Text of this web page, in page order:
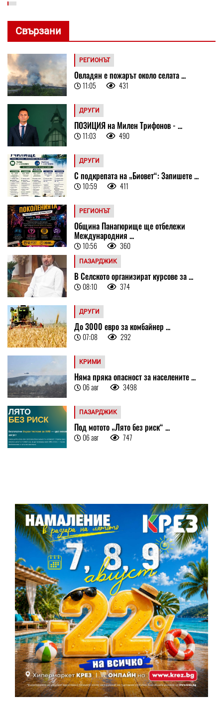
Свързани
РЕГИОНЪТ
Овладян е пожарът около селата ...
11:05 431
ДРУГИ
ПОЗИЦИЯ на Милен Трифонов - ...
11:03 490
ДРУГИ
С подкрепата на „Биовет“: Запишете ...
10:59 411
РЕГИОНЪТ
Община Панагюрище ще отбележи
Международния ...
10:56 360
ПАЗАРДЖИК
В Селското организират курсове за ...
08:10 374
ДРУГИ
До 3000 евро за комбайнер ...
07:08 292
КРИМИ
Няма пряка опасност за населените ...
06 авг 3498
ПАЗАРДЖИК
Под мотото „Лято без риск“ ...
06 авг 747